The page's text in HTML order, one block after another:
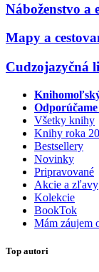
Náboženstvo a
Mapy a
Cudzojazyčná
Všetky knihy
Knihy roka
Bestsellery
Novinky
Pripravované
Akcie a zľavy
Kolekcie
BookTok
Mám záujem
Top autori